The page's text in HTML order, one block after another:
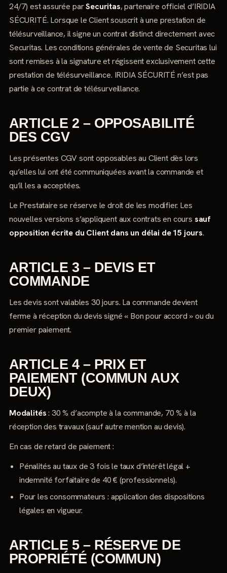
24/7) est assurée parSecuritas, partenaire officiel d’IRIDIA
SÉCURITÉ. Lorsque le Client souscrit à une prestation de
télésurveillance, il signe un contrat distinct directement avec
Securitas. Les conditions générales de vente de Securitas lui
sont remises à la signature et régissent exclusivement cette
prestation de télésurveillance. IRIDIA SÉCURITÉ n’est pas
partie à ce contrat de télésurveillance.
ARTICLE 2 – OPPOSABILITÉ
DES CGV
Les présentes CGV sont opposables au Client dès lors
qu’elles lui ont été communiquées avant la commande et
qu’il les a acceptées.
Le Prestataire se réserve le droit de les modifier. Les
nouvelles versions s’appliquent aux contrats en cours sauf
opposition écrite du Client dans un délai de 15 jours.
ARTICLE 3 – DEVIS ET
COMMANDE
Les devis sont valables 30 jours. La commande devient
ferme à réception du devis signé « Bon pour accord » ou du
premier paiement.
ARTICLE 4 – PRIX ET
PAIEMENT (COMMUN AUX
DEUX)
Modalités: 30 % d’acompte à la commande, 70 % à la
réception des travaux (sauf autre mention au devis).
En cas de retard de paiement :
Pénalités au taux de 3 fois le taux d’intérêt légal +
indemnité forfaitaire de 40 € (professionnels).
Pour les consommateurs : application des dispositions
légales en vigueur.
ARTICLE 5 – RÉSERVE DE
PROPRIÉTÉ (COMMUN)